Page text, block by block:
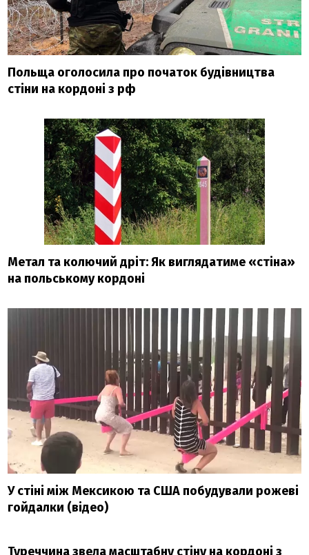
Польща оголосила про початок будівництва
стіни на кордоні з рф
Метал та колючий дріт: Як виглядатиме «стіна»
на польському кордоні
У стіні між Мексикою та США побудували рожеві
гойдалки (відео)
Туреччина звела масштабну стіну на кордоні з